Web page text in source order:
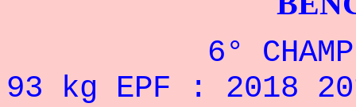
6°
93 kg EPF : 2018